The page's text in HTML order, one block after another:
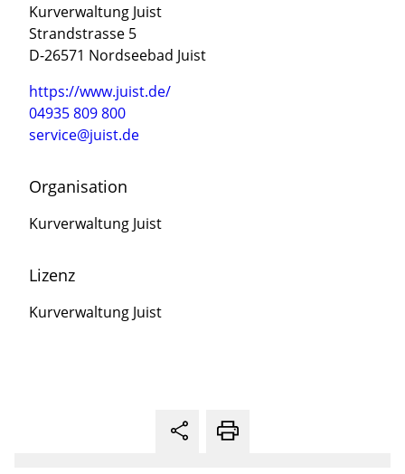
Kurverwaltung Juist
Strandstrasse 5
D-26571 Nordseebad Juist
https://www.juist.de/
04935 809 800
service@juist.de
Organisation
Kurverwaltung Juist
Lizenz
Kurverwaltung Juist